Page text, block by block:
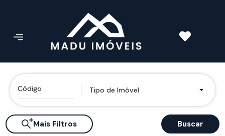
Tipo de Imóvel
Mais Filtros Buscar